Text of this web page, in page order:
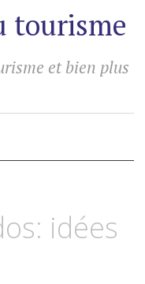
tourisme
et bien plus
idées